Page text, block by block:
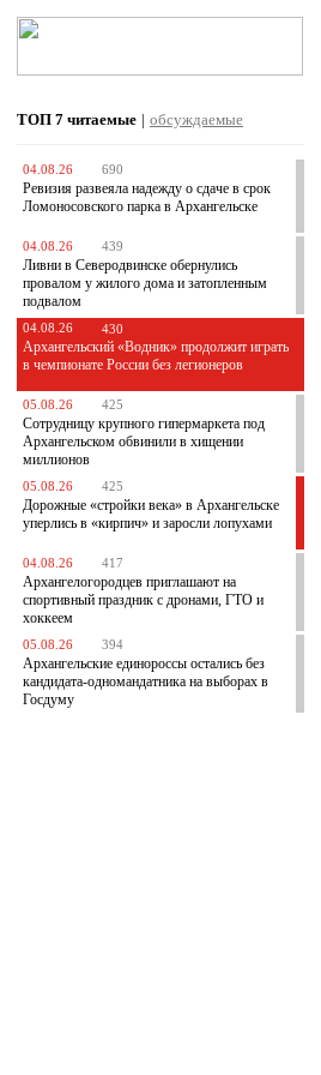
ТОП 7 читаемые | обсуждаемые
04.08.26 690
Ревизия развеяла надежду о сдаче в срок
Ломоносовского парка в Архангельске
04.08.26 439
Ливни в Северодвинске обернулись
провалом у жилого дома и затопленным
подвалом
04.08.26 430
Архангельский «Водник» продолжит играть
в чемпионате России без легионеров
05.08.26 425
Сотрудницу крупного гипермаркета под
Архангельском обвинили в хищении
миллионов
05.08.26 425
Дорожные «стройки века» в Архангельске
уперлись в «кирпич» и заросли лопухами
04.08.26 417
Архангелогородцев приглашают на
спортивный праздник с дронами, ГТО и
хоккеем
05.08.26 394
Архангельские единороссы остались без
кандидата-одномандатника на выборах в
Госдуму